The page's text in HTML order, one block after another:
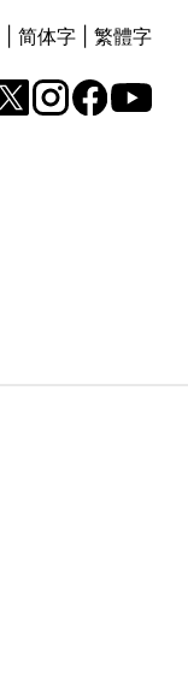
简体字 繁體字